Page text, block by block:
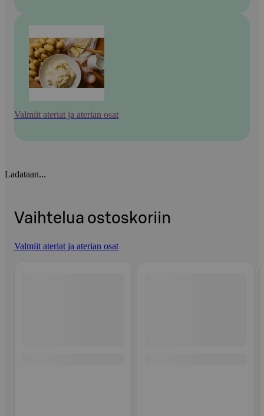
Valmiit ateriat ja aterian osat
Ladataan...
Vaihtelua ostoskoriin
Valmiit ateriat ja aterian osat